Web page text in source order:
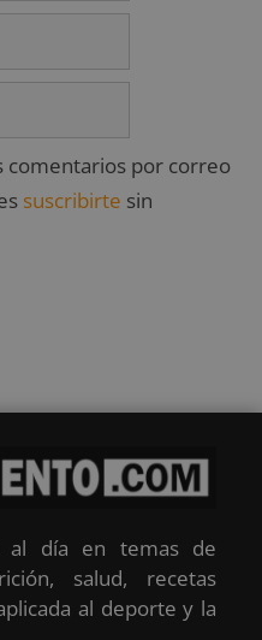
comentarios por correo
suscribirte sin
al día en temas de
salud, recetas
al deporte y la